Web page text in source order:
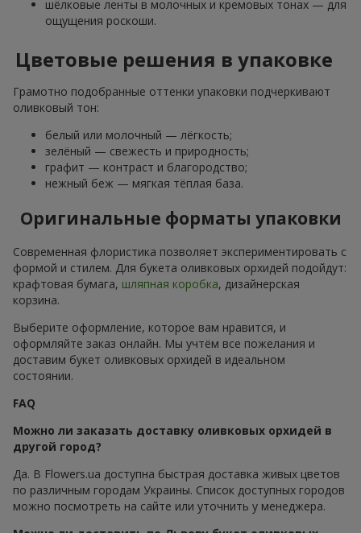
шёлковые ленты в молочных и кремовых тонах — для
ощущения роскоши.
Цветовые решения в упаковке
Грамотно подобранные оттенки упаковки подчеркивают
оливковый тон:
белый или молочный — лёгкость;
зелёный — свежесть и природность;
графит — контраст и благородство;
нежный беж — мягкая тёплая база.
Оригинальные форматы упаковки
Современная флористика позволяет экспериментировать с
формой и стилем. Для букета оливковых орхидей подойдут:
крафтовая бумага, шляпная коробка, дизайнерская
корзина.
Выберите оформление, которое вам нравится, и
оформляйте заказ онлайн. Мы учтём все пожелания и
доставим букет оливковых орхидей в идеальном
состоянии.
FAQ
Можно ли заказать доставку оливковых орхидей в
другой город?
Да. В Flowers.ua доступна быстрая доставка живых цветов
по различным городам Украины. Список доступных городов
можно посмотреть на сайте или уточнить у менеджера.